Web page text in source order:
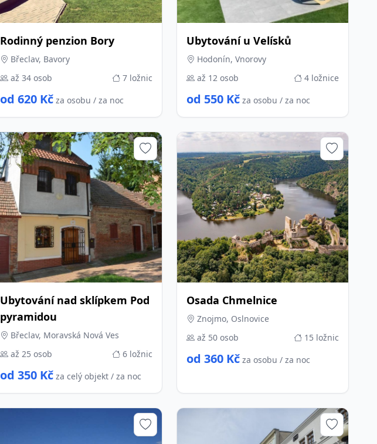
Rodinný penzion Bory
Břeclav, Bavory
až 34 osob
7 ložnic
od 620 Kč za osobu / za noc
Ubytování u Velísků
Hodonín, Vnorovy
až 12 osob
4 ložnice
od 550 Kč za osobu / za noc
Ubytování nad sklípkem Pod
pyramidou
Břeclav, Moravská Nová Ves
až 25 osob
6 ložnic
od 350 Kč za celý objekt / za noc
Osada Chmelnice
Znojmo, Oslnovice
až 50 osob
15 ložnic
od 360 Kč za osobu / za noc